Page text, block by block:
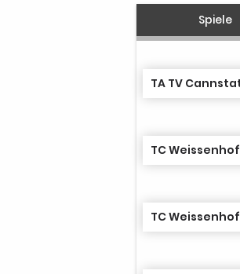
Spiele
TA TV
TC Weissenhof
TC Weissenhof